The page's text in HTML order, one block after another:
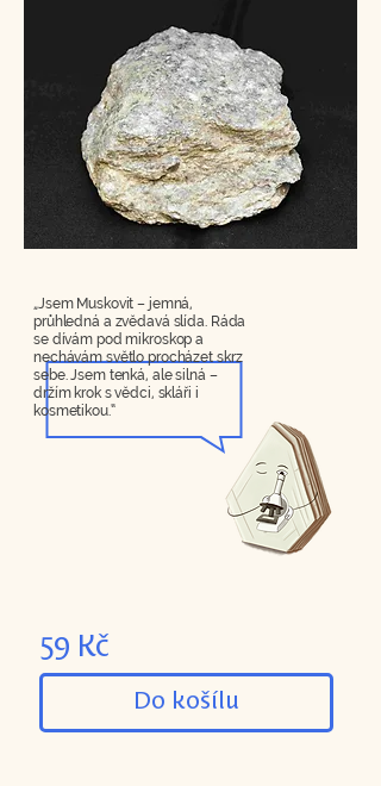
„Jsem Muskovit – jemná,
průhledná a zvědavá slída. Ráda
se dívám pod mikroskop a
nechávám světlo procházet skrz
sebe. Jsem tenká, ale silná –
držím krok s vědci, skláři i
kosmetikou.“
59 Kč
Do košílu